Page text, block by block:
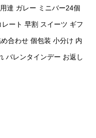
達 ガレー ミニバー24個
ート 早割 スイーツ ギフ
合わせ 個包装 小分け 内
バレンタインデー お返し